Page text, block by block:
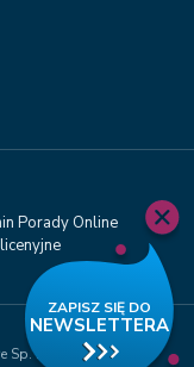
Porady Online
Sp. z o.o., ul.